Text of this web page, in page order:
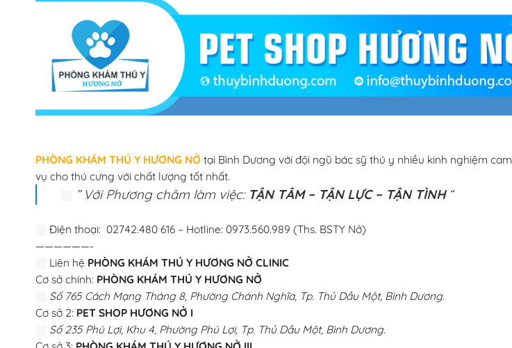
PHÒNG KHÁM THÚ Y HƯƠNG NỞtại Bình Dương với đội ngũ bác sỹ thú y nhiều kinh nghiệm
vụ cho thú cưng với chất lượng tốt nhất.
” Với Phương châm làm việc: TẬN TÂM – TẬN LỰC – TẬN TÌNH“
Điện thoại: 02742.480 616 – Hotline: 0973.560.989 (Ths. BSTY Nở)
——————-
Liên hệ PHÒNG KHÁM THÚ Y HƯƠNG NỞ CLINIC
Cơ sở chính: PHÒNG KHÁM THÚ Y HƯƠNG NỞ
Số 765 Cách Mạng Tháng 8, Phường Chánh Nghĩa, Tp. Thủ Dầu Một, Bình Dương.
Cơ sở 2: PET SHOP HƯƠNG NỞ I
Số 235 Phú Lợi, Khu 4, Phường Phú Lợi, Tp. Thủ Dầu Một, Bình Dương.